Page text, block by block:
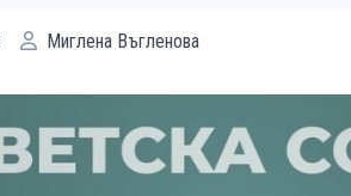
Миглена Въгленова